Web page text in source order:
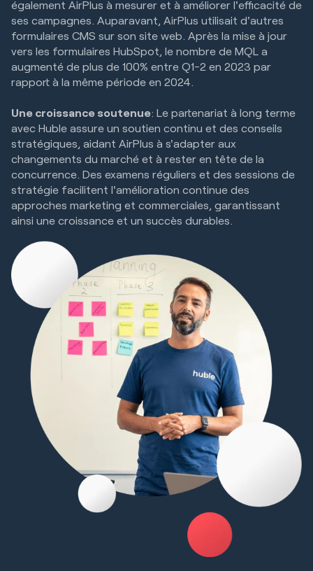
également AirPlus à mesurer et à améliorer l'efficacité de
ses campagnes. Auparavant, AirPlus utilisait d'autres
formulaires CMS sur son site web. Après la mise à jour
vers les formulaires HubSpot, le nombre de MQL a
augmenté de plus de 100% entre Q1-2 en 2023 par
rapport à la même période en 2024.
Une croissance soutenue: Le partenariat à long terme
avec Huble assure un soutien continu et des conseils
stratégiques, aidant AirPlus à s'adapter aux
changements du marché et à rester en tête de la
concurrence. Des examens réguliers et des sessions de
stratégie facilitent l'amélioration continue des
approches marketing et commerciales, garantissant
ainsi une croissance et un succès durables.